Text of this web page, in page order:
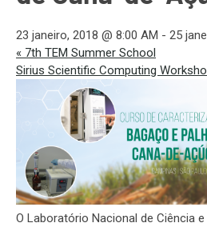
23 janeiro, 2018 @ 8:00 AM - 25
« 7th TEM Summer School
Sirius Scientific Computing
O Laboratório Nacional de Ciência